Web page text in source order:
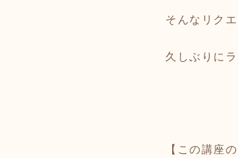
そんなリク
久しぶりに
【この講座